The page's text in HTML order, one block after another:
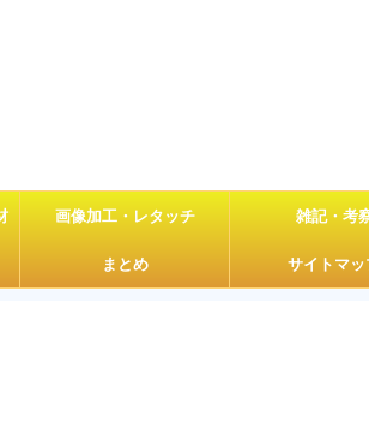
画像加工・レタッチ 雑記・考
まとめ サイトマッ